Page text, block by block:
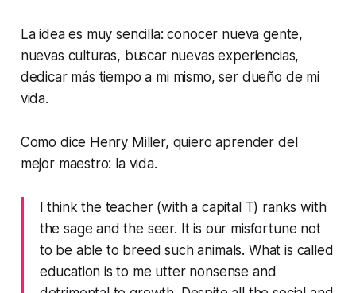
La idea es muy sencilla: conocer nueva gente,
nuevas culturas, buscar nuevas experiencias,
dedicar más tiempo a mi mismo, ser dueño de mi
vida.
Como dice Henry Miller, quiero aprender del
mejor maestro: la vida.
I think the teacher (with a capital T) ranks with
the sage and the seer. It is our misfortune not
to be able to breed such animals. What is called
education is to me utter nonsense and